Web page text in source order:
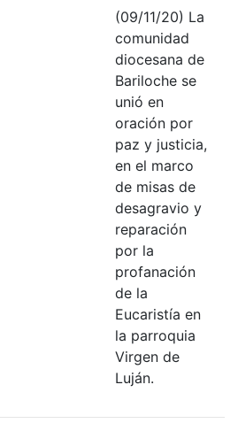
(09/11/20) La
comunidad
diocesana de
Bariloche se
unió en
oración por
paz y justicia,
en el marco
de misas de
desagravio y
reparación
por la
profanación
de la
Eucaristía en
la parroquia
Virgen de
Luján.